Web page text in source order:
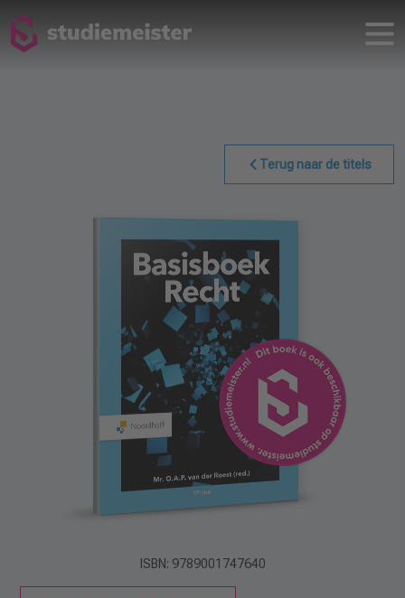
Terug naar de titels
ISBN: 9789001747640